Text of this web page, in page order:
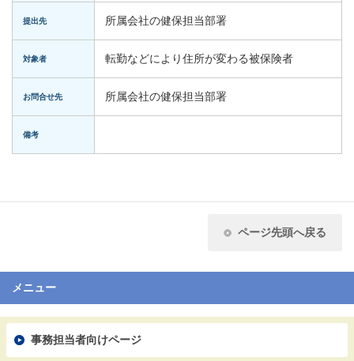
提出先 所属会社の健保担当部署
対象者 転勤などにより住所が変わる被保険者
お問合せ先 所属会社の健保担当部署
備考
ページ先頭へ戻る
メニュー
事務担当者向けページ